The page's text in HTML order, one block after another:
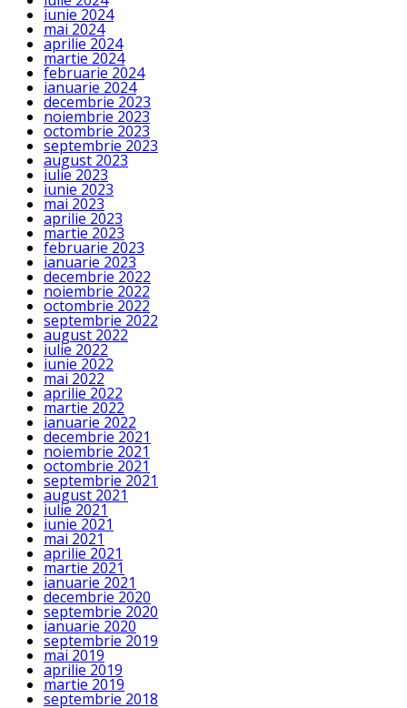
iunie 2024
mai 2024
aprilie 2024
martie 2024
februarie 2024
ianuarie 2024
decembrie 2023
noiembrie 2023
octombrie 2023
septembrie 2023
august 2023
iulie 2023
iunie 2023
mai 2023
aprilie 2023
martie 2023
februarie 2023
ianuarie 2023
decembrie 2022
noiembrie 2022
octombrie 2022
septembrie 2022
august 2022
iulie 2022
iunie 2022
mai 2022
aprilie 2022
martie 2022
ianuarie 2022
decembrie 2021
noiembrie 2021
octombrie 2021
septembrie 2021
august 2021
iulie 2021
iunie 2021
mai 2021
aprilie 2021
martie 2021
ianuarie 2021
decembrie 2020
septembrie 2020
ianuarie 2020
septembrie 2019
mai 2019
aprilie 2019
martie 2019
septembrie 2018